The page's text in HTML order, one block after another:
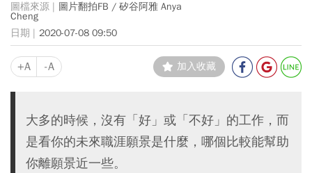
圖片翻拍FB / 矽谷阿雅 Anya
Cheng
2020-07-08 09:50
+A -A 加入收藏
大多的時候，沒有「好」或「不好」的工作，而
是看你的未來職涯願景是什麼，哪個比較能幫助
你離願景近一些。